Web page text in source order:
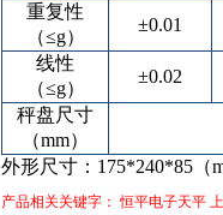
重复性
（≤g）
±0.01
线性
（≤g）
±0.02
秤盘尺寸
（mm）
外形尺寸： 175*240*85（
产品相关关键字：恒平电子天平